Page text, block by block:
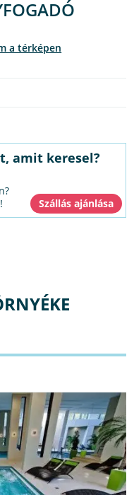
a térképen
amit keresel?